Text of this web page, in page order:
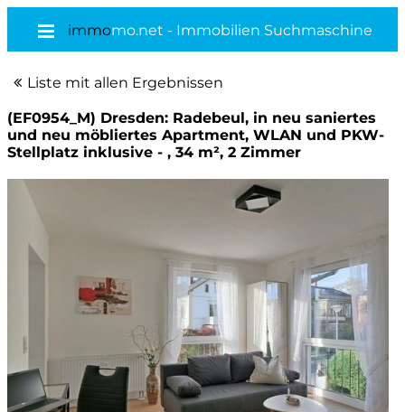
immomo.net - Immobilien Suchmaschine
Liste mit allen Ergebnissen
(EF0954_M) Dresden: Radebeul, in neu saniertes
und neu möbliertes Apartment, WLAN und PKW-
Stellplatz inklusive - , 34 m², 2 Zimmer